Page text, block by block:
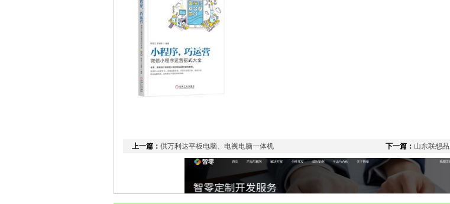
上一篇： 供万利达平板电脑、电视电脑一体机 下一篇： 山东联想